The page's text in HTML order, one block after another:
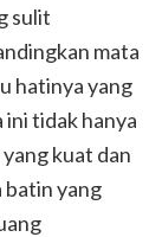
sulit
mata
hatinya yang
ini tidak hanya
kuat dan
batin yang